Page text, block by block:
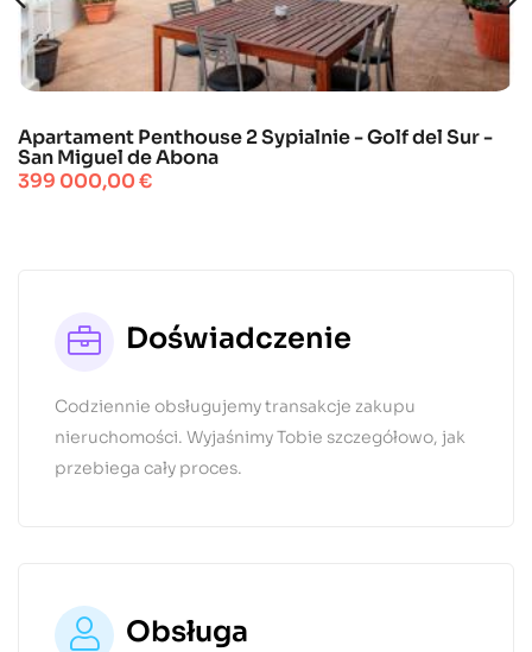
Apartament Penthouse 2 Sypialnie - Golf del Sur -
San Miguel de Abona
Cena
399 000,00 €
Doświadczenie
Codziennie obsługujemy transakcje zakupu
nieruchomości. Wyjaśnimy Tobie szczegółowo, jak
przebiega cały proces.
Obsługa